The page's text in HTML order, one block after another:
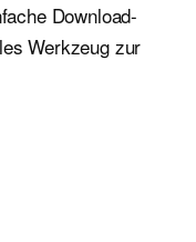
Download-
Werkzeug zur